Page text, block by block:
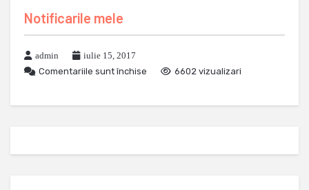
Notificarile mele
admin
iulie 15, 2017
Comentariile sunt închise
6602 vizualizari